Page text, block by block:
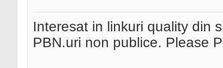
Interesat in linkuri quality din
PBN.uri non publice. Please